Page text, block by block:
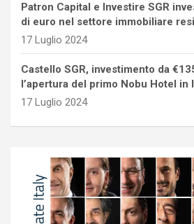
Patron Capital e Investire SGR
di euro nel settore immobiliare
17 Luglio 2024
Castello SGR, investimento da
l’apertura del primo Nobu Hotel in
17 Luglio 2024